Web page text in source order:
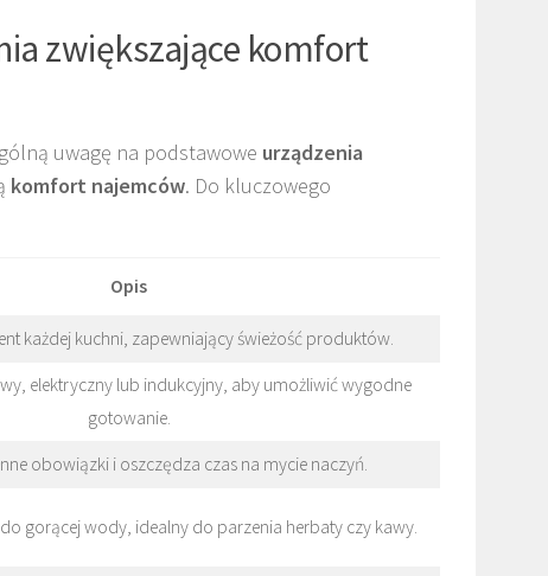
zwiększające komfort
uwagę na podstawowe urządzenia
komfort najemców. Do kluczowego
Opis
każdej kuchni, zapewniający świeżość produktów.
elektryczny lub indukcyjny, aby umożliwić wygodne
gotowanie.
obowiązki i oszczędza czas na mycie naczyń.
gorącej wody, idealny do parzenia herbaty czy kawy.